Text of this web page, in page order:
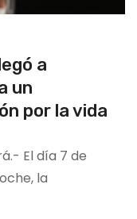
a
un
por la vida
El día 7 de
la